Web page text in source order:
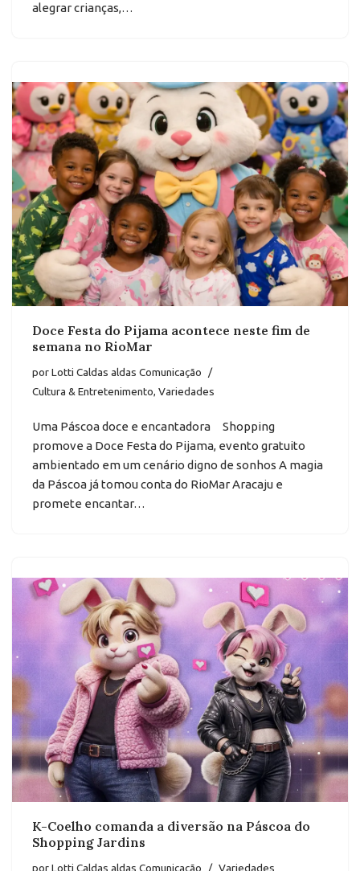
alegrar crianças,…
Doce Festa do Pijama acontece neste fim de
semana no RioMar
porLotti Caldas aldas Comunicação
Cultura & Entretenimento, Variedades
Uma Páscoa doce e encantadora Shopping
promove a Doce Festa do Pijama, evento gratuito
ambientado em um cenário digno de sonhos A magia
da Páscoa já tomou conta do RioMar Aracaju e
promete encantar…
K-Coelho comanda a diversão na Páscoa do
Shopping Jardins
porLotti Caldas aldas Comunicação Variedades